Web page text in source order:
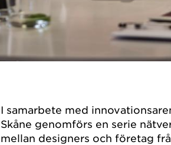
I samarbete med
Skåne genomförs en serie
mellan designers och företag